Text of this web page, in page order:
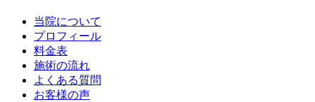
当院について
プロフィール
料金表
施術の流れ
よくある質問
お客様の声